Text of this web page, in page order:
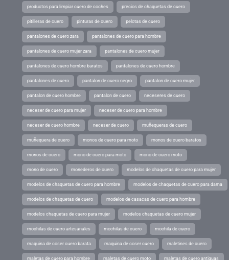
productos para limpiar cuero de coches precios de chaquetas de cuero
pitilleras de cuero pinturas de cuero pelotas de cuero
pantalones de cuero zara pantalones de cuero para hombre
pantalones de cuero mujer zara pantalones de cuero mujer
pantalones de cuero hombre baratos pantalones de cuero hombre
pantalones de cuero pantalon de cuero negro pantalon de cuero mujer
pantalon de cuero hombre pantalon de cuero neceseres de cuero
neceser de cuero para mujer neceser de cuero para hombre
neceser de cuero hombre neceser de cuero muñequeras de cuero
muñequera de cuero monos de cuero para moto monos de cuero baratos
monos de cuero mono de cuero para moto mono de cuero moto
mono de cuero monederos de cuero modelos de chaquetas de cuero para mujer
modelos de chaquetas de cuero para hombre modelos de chaquetas de cuero para dama
modelos de chaquetas de cuero modelos de casacas de cuero para hombre
modelos chaquetas de cuero para mujer modelos chaquetas de cuero mujer
mochilas de cuero artesanales mochilas de cuero mochila de cuero
maquina de coser cuero barata maquina de coser cuero maletines de cuero
maletas de cuero para hombre maletas de cuero moto maletas de cuero antiguas